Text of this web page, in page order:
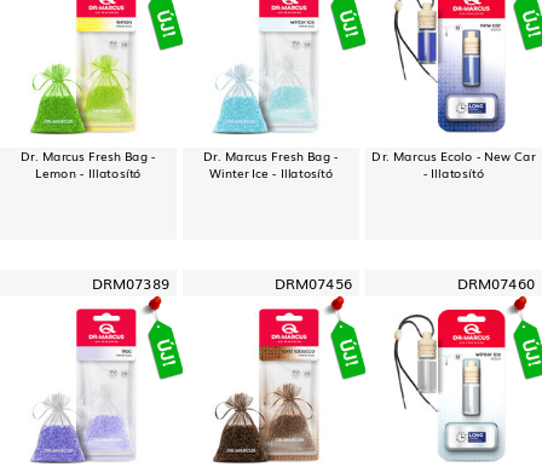
Dr. Marcus Fresh Bag -
Lemon - Illatosító
Dr. Marcus Fresh Bag -
Winter Ice - Illatosító
Dr. Marcus Ecolo - New Car
- Illatosító
DRM07389 DRM07456 DRM07460